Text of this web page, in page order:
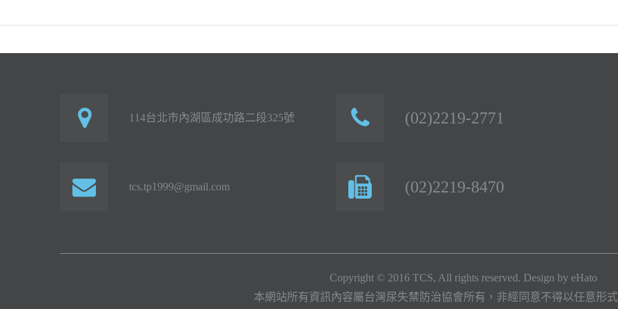
114台北市內湖區成功路二段325號
tcs.tp1999@gmail.com
(02)2219-2771
(02)2219-8470
Copyright © 2016 TCS, All rights reserved. Design by eHato
本網站所有資訊內容屬台灣尿失禁防治協會所有，非經同意不得以任意形